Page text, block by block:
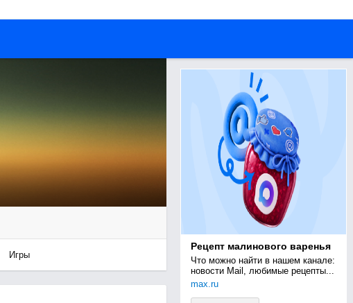
Игры
Рецепт малинового варенья
Что можно найти в нашем канале:
новости Mail, любимые рецепты...
max.ru